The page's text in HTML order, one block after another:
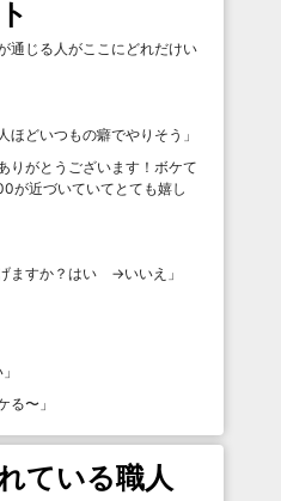
通じる人がここにどれだけい
ほどいつもの癖でやりそう 」
りがとうございます！ボケて
が近づいていてとても嬉し
ますか？はい →いいえ 」
」
る〜 」
ている職人